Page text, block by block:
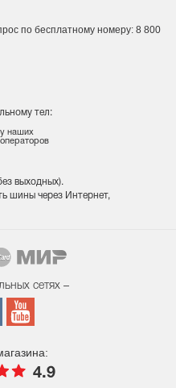
тел:
у наших
операторов
выходных).
шины через Интернет,
по бесплатному номеру: 8 800
сетях –
4.9